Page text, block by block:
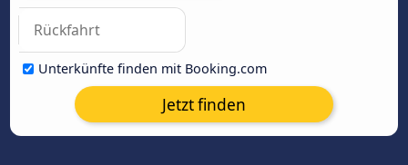
Unterkünfte finden mit Booking.com
Jetzt finden